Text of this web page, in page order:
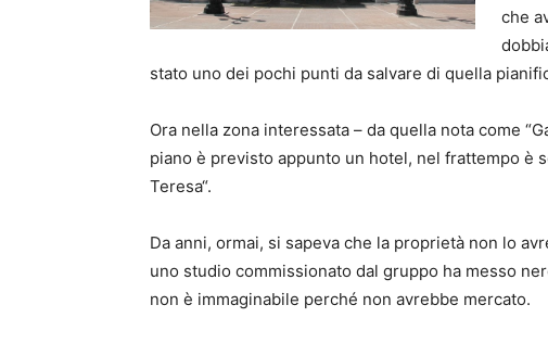
che
stato uno dei pochi punti da salvare di quella
Ora nella zona interessata – da quella nota come
piano è previsto appunto un hotel, nel frattempo è
Teresa“.
Da anni, ormai, si sapeva che la proprietà non lo
uno studio commissionato dal gruppo ha messo
non è immaginabile perché non avrebbe mercato.